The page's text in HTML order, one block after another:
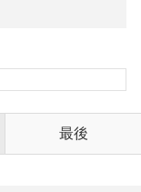
最後